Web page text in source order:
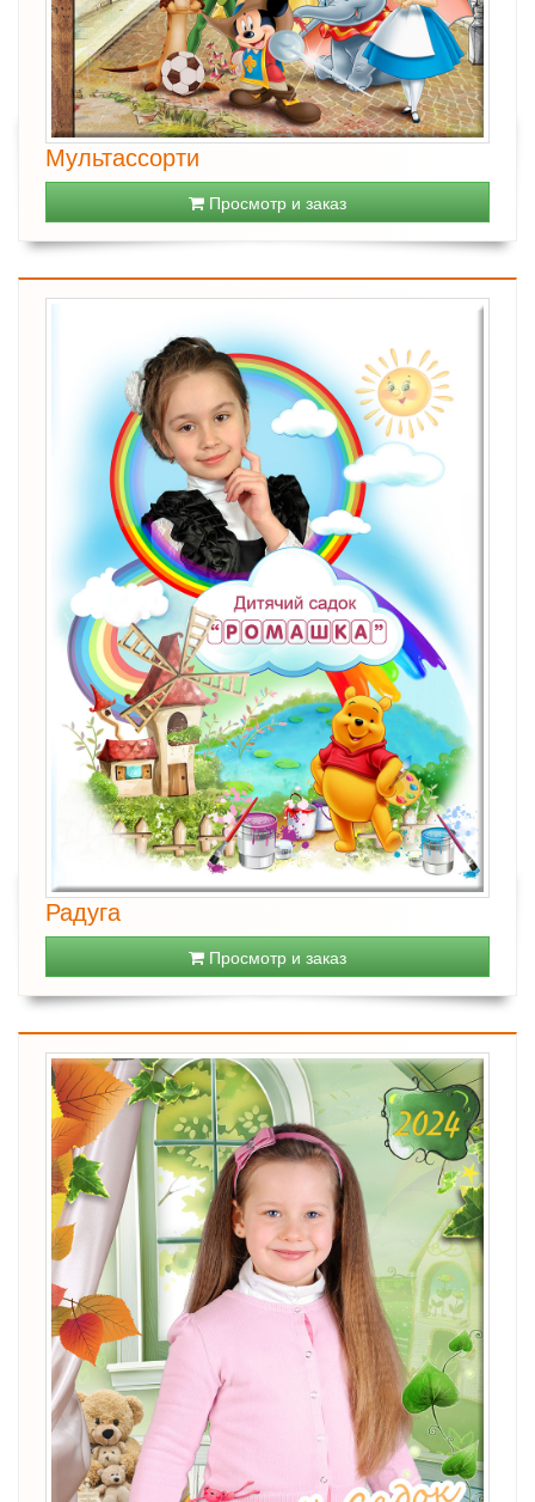
Мультассорти
Просмотр и заказ
Радуга
Просмотр и заказ